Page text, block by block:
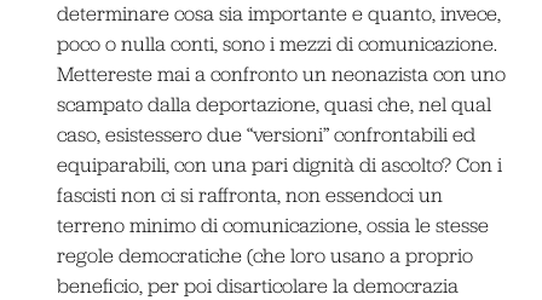
determinare cosa sia importante e quanto, invece,
poco o nulla conti, sono i mezzi di comunicazione.
Mettereste mai a confronto un neonazista con uno
scampato dalla deportazione, quasi che, nel qual
caso, esistessero due “versioni” confrontabili ed
equiparabili, con una pari dignità di ascolto? Con i
fascisti non ci si raffronta, non essendoci un
terreno minimo di comunicazione, ossia le stesse
regole democratiche (che loro usano a proprio
beneficio, per poi disarticolare la democrazia